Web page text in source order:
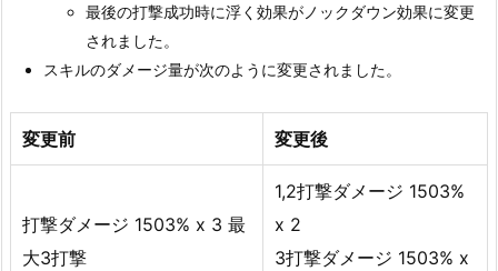
最後の打撃成功時に浮く効果がノックダウン効果に変更
されました。
スキルのダメージ量が次のように変更されました。
変更前 変更後
打撃ダメージ 1503% x 3 最
大3打撃
1,2打撃ダメージ 1503%
x 2
3打撃ダメージ 1503% x